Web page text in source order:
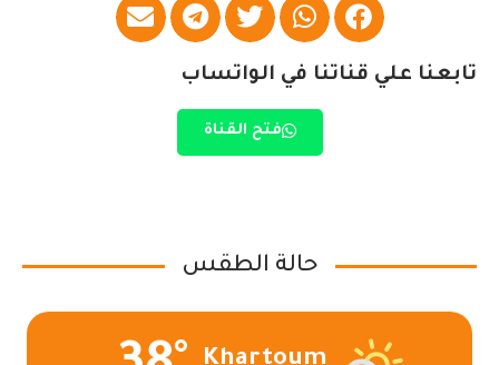
تابعنا علي قناتنا في الواتساب
فتح القناة
حالة الطقس